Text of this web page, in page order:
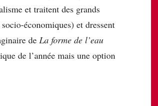
et traitent des grands
économiques) et dressent
de La forme de l’eau
de l’année mais une option